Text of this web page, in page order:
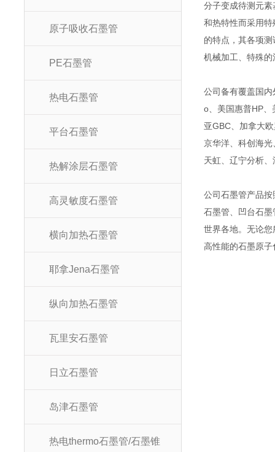
原子吸收石墨管
PE石墨管
热电石墨管
平台石墨管
热解涂层石墨管
高灵敏度石墨管
横向加热石墨管
耶拿Jena石墨管
纵向加热石墨管
瓦里安石墨管
日立石墨管
岛津石墨管
热电thermo石墨管/石墨锥
分子变成待测元
和热特性而采用
的特点，其各项
机械加工、特殊
公司备有覆盖国
o 、美国惠普HP
亚GBC 、加拿大
京华洋、科创海
天虹、辽宁分析
公司石墨管产品
石墨管、凹台石
世界各地。无论
高性能的石墨原